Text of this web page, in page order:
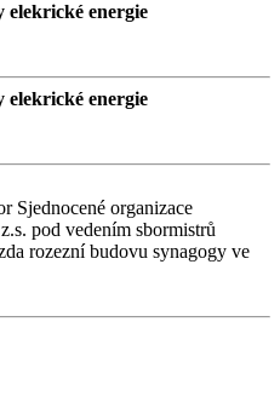
elekrické energie
elekrické energie
organizace
pod vedením sbormistrů
rozezní budovu synagogy ve